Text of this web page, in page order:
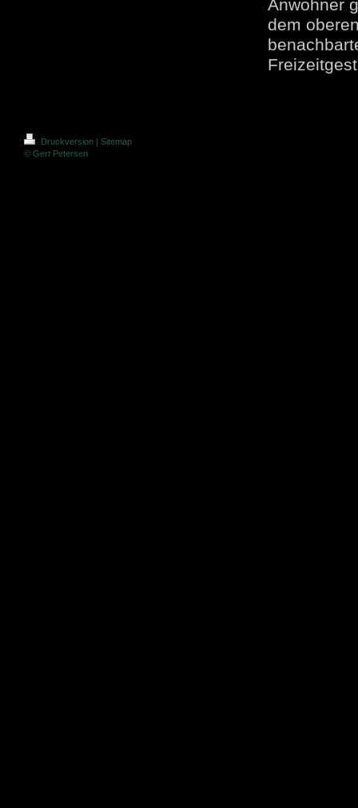
Anwohner
dem
Druckversion | Sitemap
© Gert Petersen